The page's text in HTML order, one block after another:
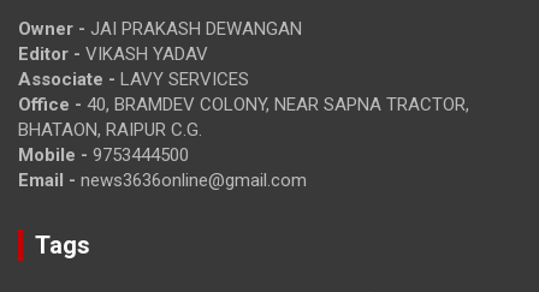
Owner - JAI PRAKASH DEWANGAN
Editor - VIKASH YADAV
Associate - LAVY SERVICES
Office - 40, BRAMDEV COLONY, NEAR SAPNA TRACTOR,
BHATAON, RAIPUR C.G.
Mobile - 9753444500
Email - news3636online@gmail.com
Tags